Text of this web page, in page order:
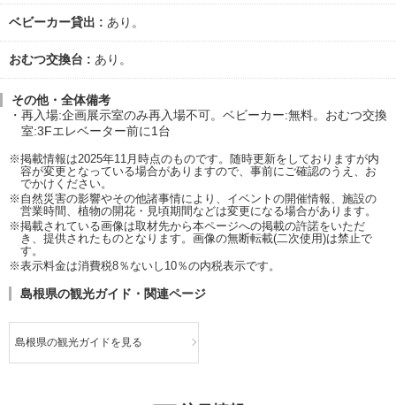
ベビーカー貸出 あり。
おむつ交換台 あり。
その他・全体備考
再入場:企画展示室のみ再入場不可。ベビーカー:無料。おむつ交換
室:3Fエレベーター前に1台
※掲載情報は2025年11月時点のものです。随時更新をしておりますが内
容が変更となっている場合がありますので、事前にご確認のうえ、お
でかけください。
※自然災害の影響やその他諸事情により、イベントの開催情報、施設の
営業時間、植物の開花・見頃期間などは変更になる場合があります。
※掲載されている画像は取材先から本ページへの掲載の許諾をいただ
き、提供されたものとなります。画像の無断転載(二次使用)は禁止で
す。
※表示料金は消費税8％ないし10％の内税表示です。
島根県の観光ガイド・関連ページ
島根県の観光ガイドを見る